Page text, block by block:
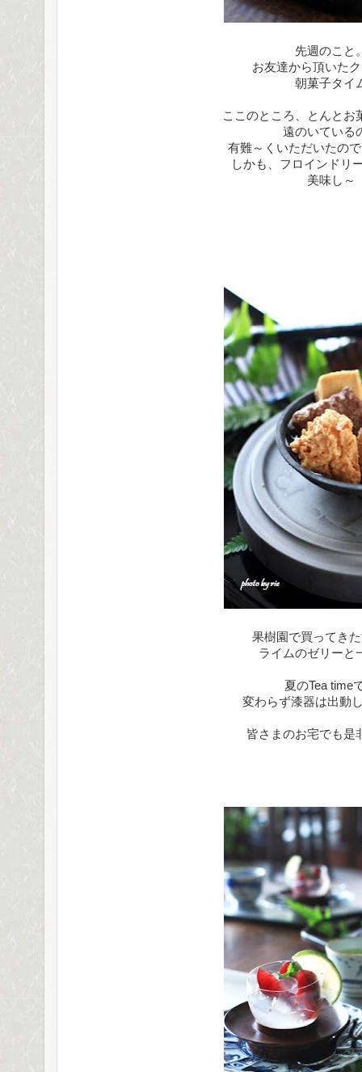
先週のこと
お友達から頂いた
朝菓子タイ
ここのところ、とんとお
遠のいている
有難～くいただいたの
しかも、フロインドリ
美味し～
果樹園で買ってき
ライムのゼリーと
夏のTea time
変わらず漆器は出動
皆さまのお宅でも是